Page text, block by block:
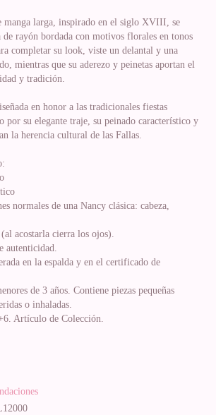
manga larga, inspirado en el siglo XVIII, se
rayón bordada con motivos florales en tonos
completar su look, viste un delantal y una
mientras que su aderezo y peinetas aportan el
y tradición.
en honor a las tradicionales fiestas
por su elegante traje, su peinado característico y
la herencia cultural de las Fallas.
normales de una Nancy clásica: cabeza,
acostarla cierra los ojos).
en la espalda y en el certificado de
de 3 años. Contiene piezas pequeñas
o inhaladas.
Artículo de Colección.